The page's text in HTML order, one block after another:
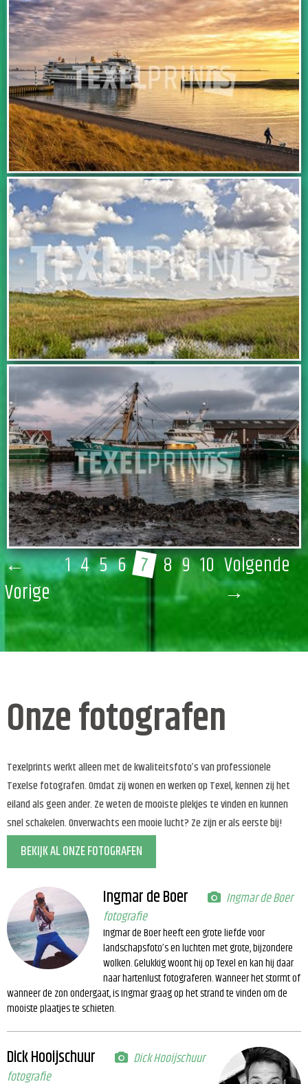
IN WINKELWAGEN
IN WINKELWAGEN
IN WINKELWAGEN
←
Vorige
1 4 5 6 7
(huidige)
8 9 10 Volgende
→
Onze fotografen
Texelprints werkt alleen met de kwaliteitsfoto’s van professionele
Texelse fotografen. Omdat zij wonen en werken op Texel, kennen zij het
eiland als geen ander. Ze weten de mooiste plekjes te vinden en kunnen
snel schakelen. Onverwachts een mooie lucht? Ze zijn er als eerste bij!
BEKIJK AL ONZE FOTOGRAFEN
Ingmar de Boer
Ingmar de Boer
fotografie
Ingmar de Boer heeft een grote liefde voor
landschapsfoto’s en luchten met grote, bijzondere
wolken. Gelukkig woont hij op Texel en kan hij daar
naar hartenlust fotograferen. Wanneer het stormt of
wanneer de zon ondergaat, is Ingmar graag op het strand te vinden om de
mooiste plaatjes te schieten.
Dick Hooijschuur
Dick Hooijschuur
fotografie